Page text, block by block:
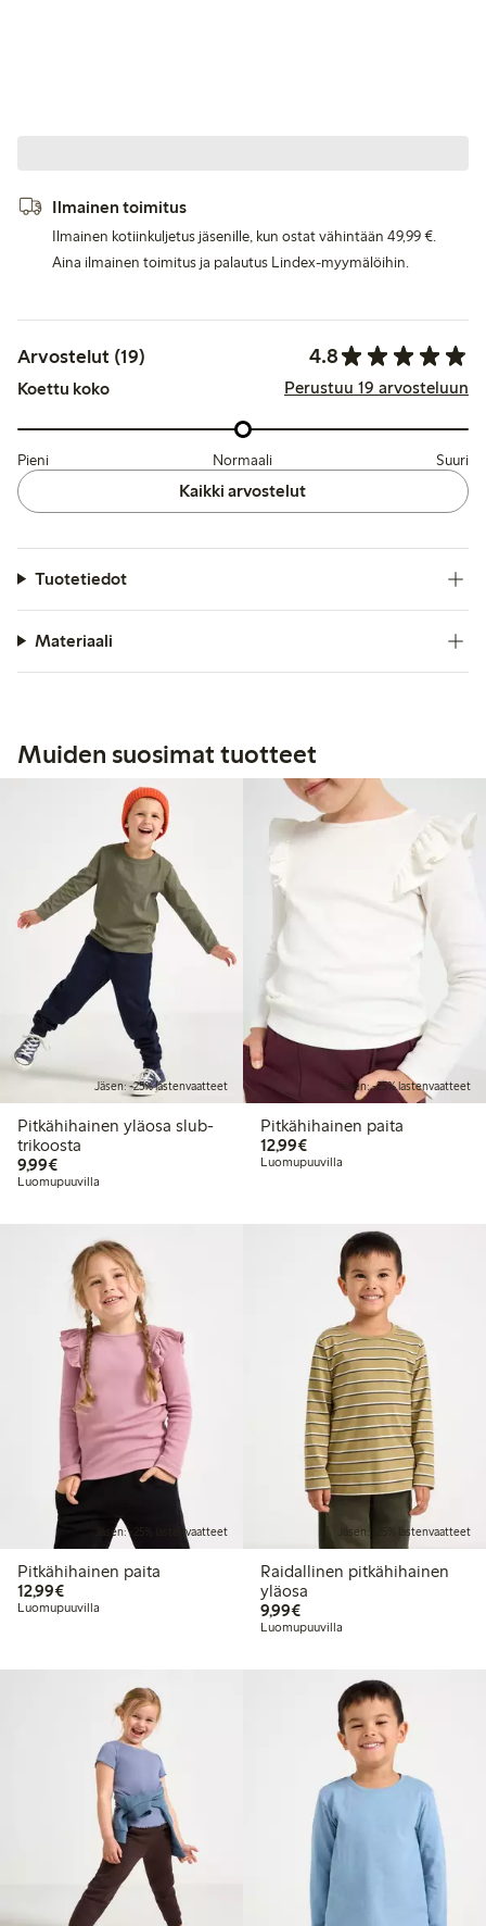
Ilmainen toimitus
Ilmainen kotiinkuljetus jäsenille, kun ostat vähintään 49,99 €.
Aina ilmainen toimitus ja palautus Lindex-myymälöihin.
Arvostelut (19) 4.8
Koettu koko Perustuu 19 arvosteluun
Pieni Normaali Suuri
Kaikki arvostelut
Tuotetiedot
Materiaali
Muiden suosimat tuotteet
Jäsen: -25% lastenvaatteet
Pitkähihainen yläosa slub-
trikoosta
9,99€9,99 €
Luomupuuvilla
Jäsen: -25% lastenvaatteet
Pitkähihainen paita
12,99€12,99 €
Luomupuuvilla
Jäsen: -25% lastenvaatteet
Pitkähihainen paita
12,99€12,99 €
Luomupuuvilla
Jäsen: -25% lastenvaatteet
Raidallinen pitkähihainen
yläosa
9,99€9,99 €
Luomupuuvilla